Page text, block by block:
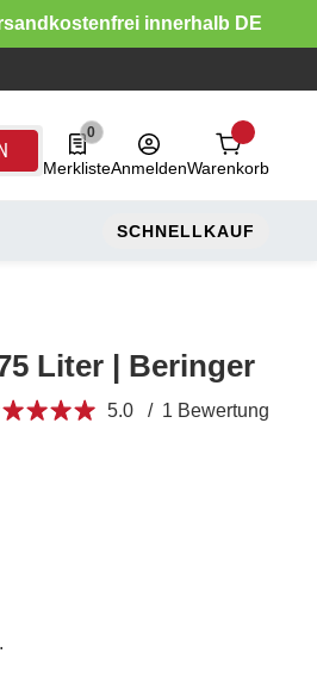
innerhalb DE
0
0 Produkte in der Liste
MerklisteAnmeldenWarenkorb
SCHNELLKAUF
Liter | Beringer
5.0 / 1 Bewertung